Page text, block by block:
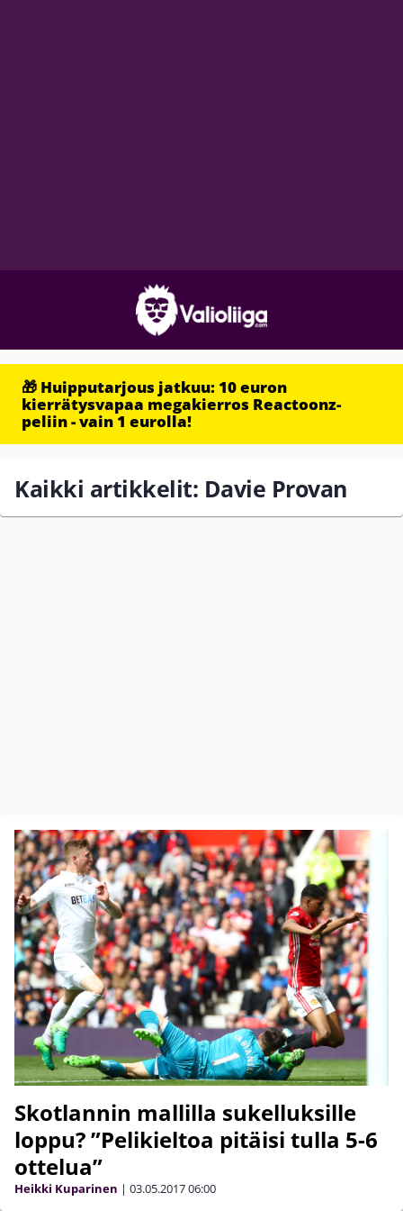
🎁 Huipputarjous jatkuu: 10 euron
kierrätysvapaa megakierros Reactoonz-
peliin - vain 1 eurolla!
Kaikki artikkelit: Davie Provan
Skotlannin mallilla sukelluksille
loppu? ”Pelikieltoa pitäisi tulla 5-6
ottelua”
Heikki Kuparinen | 03.05.201706:00